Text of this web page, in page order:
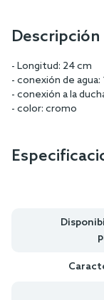
- Longitud: 24 cm
- conexión de agua:
- conexión a la
- color: cromo